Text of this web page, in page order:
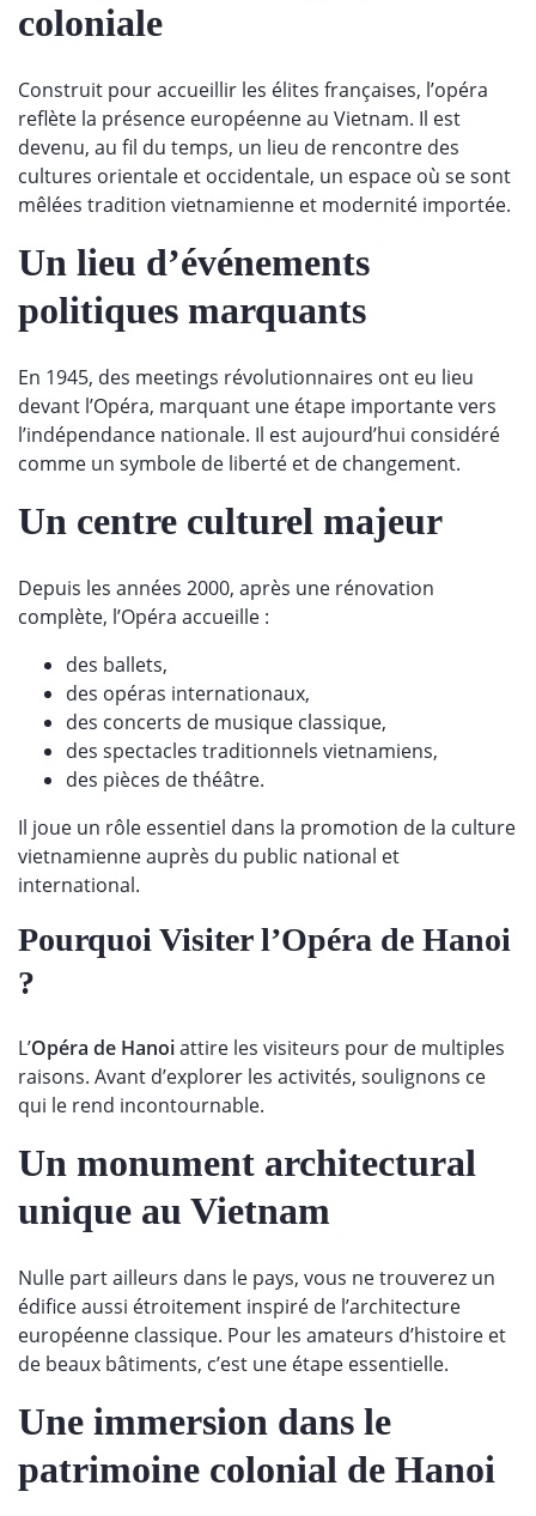
coloniale
Construit pour accueillir les élites françaises, l’opéra
reflète la présence européenne au Vietnam. Il est
devenu, au fil du temps, un lieu de rencontre des
cultures orientale et occidentale, un espace où se sont
mêlées tradition vietnamienne et modernité importée.
Un lieu d’événements
politiques marquants
En 1945, des meetings révolutionnaires ont eu lieu
devant l’Opéra, marquant une étape importante vers
l’indépendance nationale. Il est aujourd’hui considéré
comme un symbole de liberté et de changement.
Un centre culturel majeur
Depuis les années 2000, après une rénovation
complète, l’Opéra accueille :
des ballets,
des opéras internationaux,
des concerts de musique classique,
des spectacles traditionnels vietnamiens,
des pièces de théâtre.
Il joue un rôle essentiel dans la promotion de la culture
vietnamienne auprès du public national et
international.
Pourquoi Visiter l’Opéra de Hanoi
?
L’Opéra de Hanoiattire les visiteurs pour de multiples
raisons. Avant d’explorer les activités, soulignons ce
qui le rend incontournable.
Un monument architectural
unique au Vietnam
Nulle part ailleurs dans le pays, vous ne trouverez un
édifice aussi étroitement inspiré de l’architecture
européenne classique. Pour les amateurs d’histoire et
de beaux bâtiments, c’est une étape essentielle.
Une immersion dans le
patrimoine colonial de Hanoi